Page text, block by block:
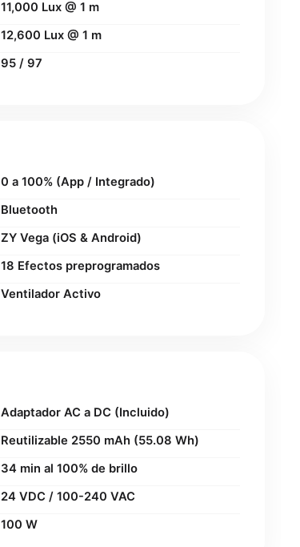
11,000 Lux @ 1 m
12,600 Lux @ 1 m
95 / 97
0 a 100% (App / Integrado)
Bluetooth
ZY Vega (iOS & Android)
18 Efectos preprogramados
Ventilador Activo
Adaptador AC a DC (Incluido)
Reutilizable 2550 mAh (55.08 Wh)
34 min al 100% de brillo
24 VDC / 100-240 VAC
100 W